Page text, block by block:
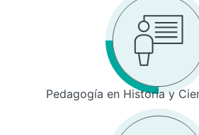
Pedagogía en Historia y